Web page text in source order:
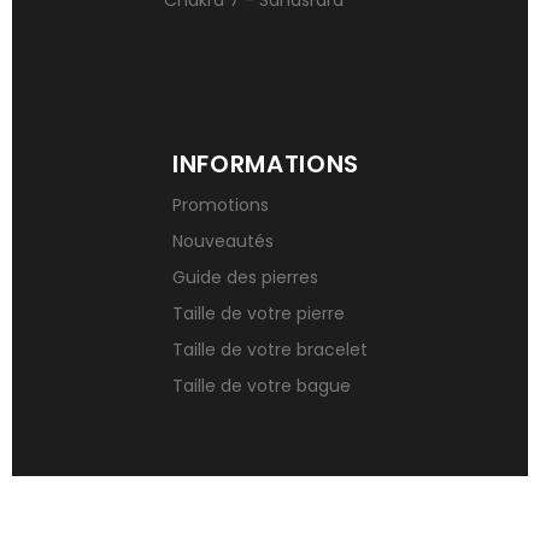
INFORMATIONS
Promotions
Nouveautés
Guide des pierres
Taille de votre pierre
Taille de votre bracelet
Taille de votre bague